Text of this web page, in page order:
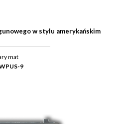
w stylu amerykańskim
mat
9